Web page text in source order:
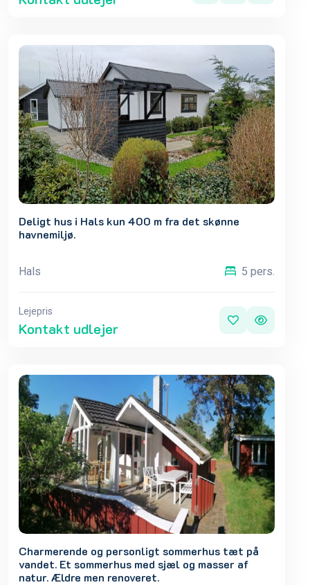
Deligt hus i Hals kun 400 m fra det skønne
havnemiljø.
Hals 5 pers.
Lejepris
Kontakt udlejer
Charmerende og personligt sommerhus tæt på
vandet. Et sommerhus med sjæl og masser af
natur. Ældre men renoveret.